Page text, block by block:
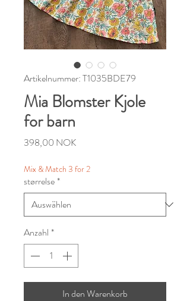
Artikelnummer: T1035BDE79
Mia Blomster Kjole
for barn
398,00 NOKPreis
Mix & Match 3 for 2
størrelse*
Anzahl *
In den Warenkorb